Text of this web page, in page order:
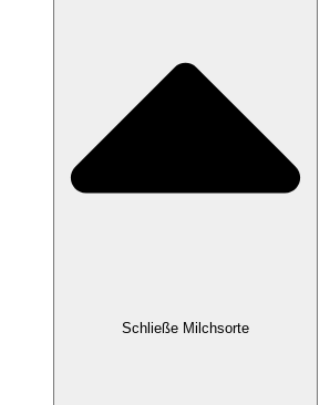
Schließe Milchsorte